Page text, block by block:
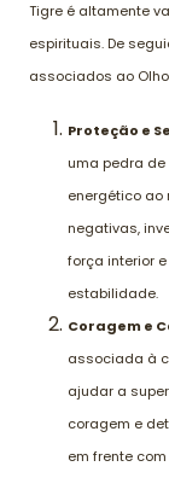
Tigre é altamente
espirituais. De
associados ao
Proteção e
uma pedra
energético
negativas,
força interior
estabilidade.
Coragem e
associada à
ajudar a
coragem e
em frente